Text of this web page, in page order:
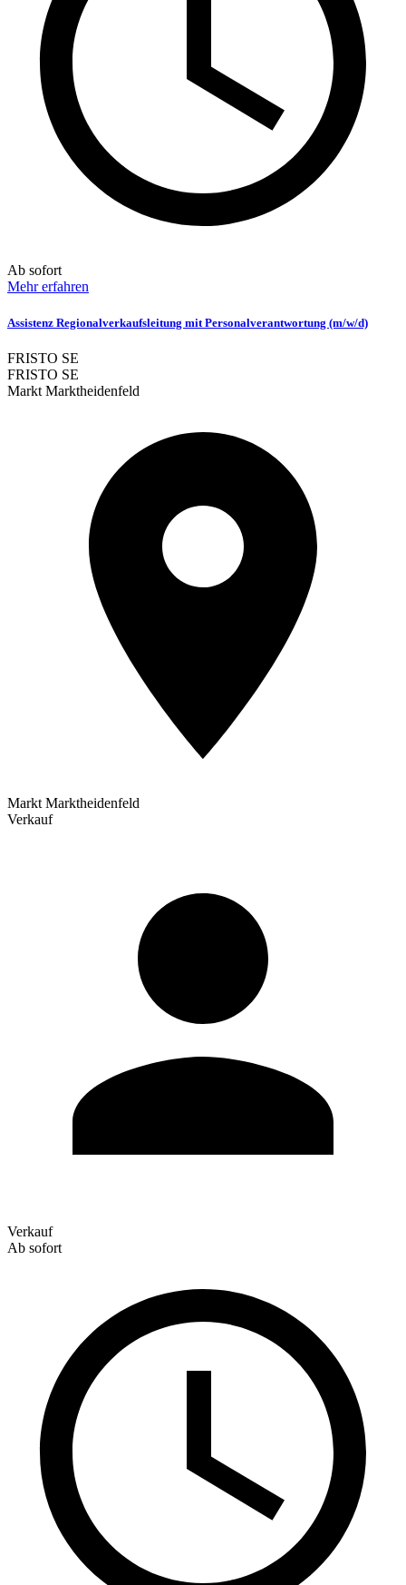
Ab sofort
Mehr erfahren
Assistenz Regionalverkaufsleitung mit Personalverantwortung (m/w/d)
FRISTO SE
FRISTO SE
Markt Marktheidenfeld
Markt Marktheidenfeld
Verkauf
Verkauf
Ab sofort